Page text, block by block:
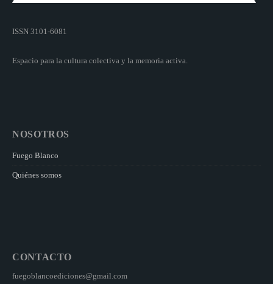
ISSN 3101-6081
Espacio para la cultura colectiva y la memoria activa.
NOSOTROS
Fuego Blanco
Quiénes somos
CONTACTO
fuegoblancoediciones@gmail.com